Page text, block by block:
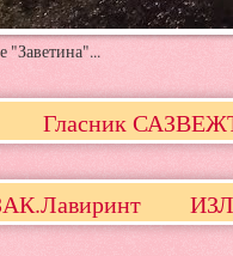
"Заветина"...
Гласник